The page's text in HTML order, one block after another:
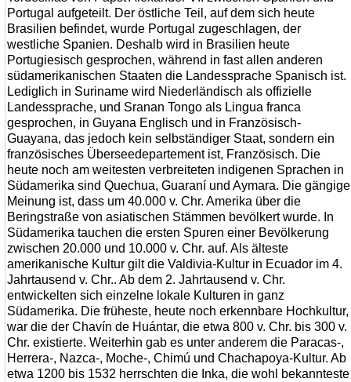
Portugal aufgeteilt. Der östliche Teil, auf dem sich heute
Brasilien befindet, wurde Portugal zugeschlagen, der
westliche Spanien. Deshalb wird in Brasilien heute
Portugiesisch gesprochen, während in fast allen anderen
südamerikanischen Staaten die Landessprache Spanisch ist.
Lediglich in Suriname wird Niederländisch als offizielle
Landessprache, und Sranan Tongo als Lingua franca
gesprochen, in Guyana Englisch und in Französisch-
Guayana, das jedoch kein selbständiger Staat, sondern ein
französisches Überseedepartement ist, Französisch. Die
heute noch am weitesten verbreiteten indigenen Sprachen in
Südamerika sind Quechua, Guaraní und Aymara. Die gängige
Meinung ist, dass um 40.000 v. Chr. Amerika über die
Beringstraße von asiatischen Stämmen bevölkert wurde. In
Südamerika tauchen die ersten Spuren einer Bevölkerung
zwischen 20.000 und 10.000 v. Chr. auf. Als älteste
amerikanische Kultur gilt die Valdivia-Kultur in Ecuador im 4.
Jahrtausend v. Chr.. Ab dem 2. Jahrtausend v. Chr.
entwickelten sich einzelne lokale Kulturen in ganz
Südamerika. Die früheste, heute noch erkennbare Hochkultur,
war die der Chavín de Huántar, die etwa 800 v. Chr. bis 300 v.
Chr. existierte. Weiterhin gab es unter anderem die Paracas-,
Herrera-, Nazca-, Moche-, Chimú und Chachapoya-Kultur. Ab
etwa 1200 bis 1532 herrschten die Inka, die wohl bekannteste